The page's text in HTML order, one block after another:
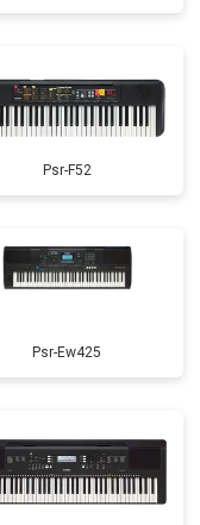
Psr-F52
Psr-Ew425